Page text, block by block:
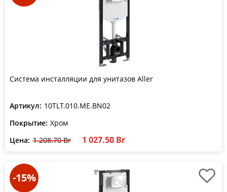
Система инсталляции для унитазов Aller
Артикул: 10TLT.010.ME.BN02
Покрытие: Хром
Цена: 1 208.70 Br 1 027.50 Br
-15%